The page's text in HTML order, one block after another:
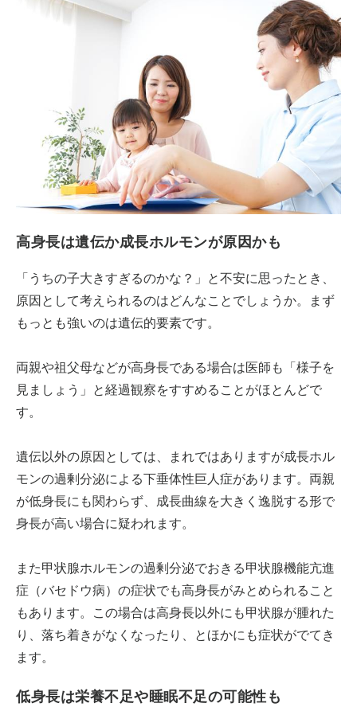
高身長は遺伝か成長ホルモンが原因かも
「うちの子大きすぎるのかな？」と不安に思ったとき、
原因として考えられるのはどんなことでしょうか。まず
もっとも強いのは遺伝的要素です。
両親や祖父母などが高身長である場合は医師も「様子を
見ましょう」と経過観察をすすめることがほとんどで
す。
遺伝以外の原因としては、まれではありますが成長ホル
モンの過剰分泌による下垂体性巨人症があります。両親
が低身長にも関わらず、成長曲線を大きく逸脱する形で
身長が高い場合に疑われます。
また甲状腺ホルモンの過剰分泌でおきる甲状腺機能亢進
症（バセドウ病）の症状でも高身長がみとめられること
もあります。この場合は高身長以外にも甲状腺が腫れた
り、落ち着きがなくなったり、とほかにも症状がでてき
ます。
低身長は栄養不足や睡眠不足の可能性も